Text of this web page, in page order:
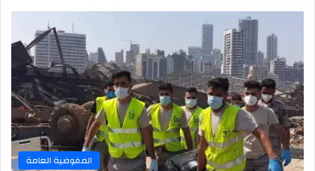
المفوضية العامة